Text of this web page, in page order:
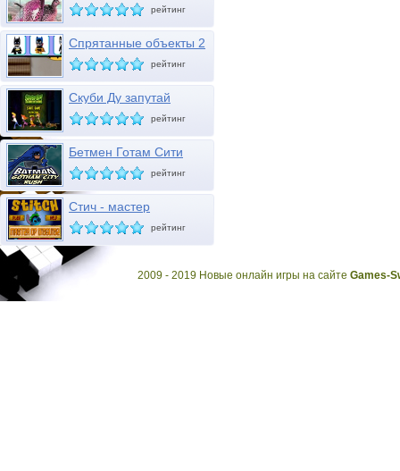
рейтинг
Спрятанные объекты 2
рейтинг
Скуби Ду запутай
привидение
рейтинг
Бетмен Готам Сити
рейтинг
Стич - мастер
маскировки
рейтинг
2009 - 2019 Новые онлайн игры на сайте Games-